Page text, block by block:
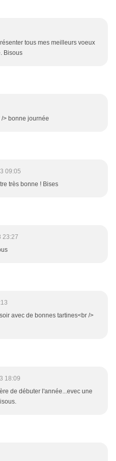
tous mes meilleurs voeux
Bisous
> bonne journée
09:05
très bonne ! Bises
23:27
avec de bonnes tartines<br />
18:09
de débuter l'année...evec une